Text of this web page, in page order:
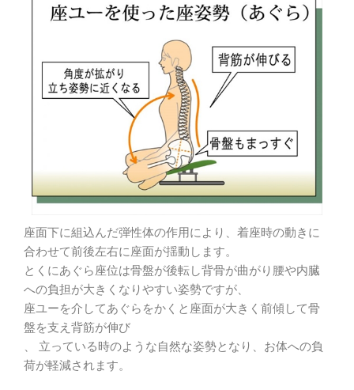
座面下に組込んだ弾性体の作用により、着座時の動きに
合わせて前後左右に座面が揺動します。
とくにあぐら座位は骨盤が後転し背骨が曲がり腰や内臓
への負担が大きくなりやすい姿勢ですが、
座ユーを介してあぐらをかくと座面が大きく前傾して骨
盤を支え背筋が伸び
、 立っている時のような自然な姿勢となり、お体への負
荷が軽減されます。